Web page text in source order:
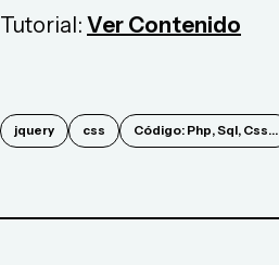
Tutorial: Ver Contenido
jquery css Código: Php, Sql, Css...